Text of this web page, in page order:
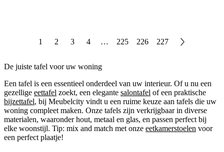
1 2 3 4 … 225 226 227
De juiste tafel voor uw woning
Een tafel is een essentieel onderdeel van uw interieur. Of u nu een
gezellige eettafel zoekt, een elegante salontafel of een praktische
bijzettafel, bij Meubelcity vindt u een ruime keuze aan tafels die uw
woning compleet maken. Onze tafels zijn verkrijgbaar in diverse
materialen, waaronder hout, metaal en glas, en passen perfect bij
elke woonstijl. Tip: mix and match met onze eetkamerstoelen voor
een perfect plaatje!